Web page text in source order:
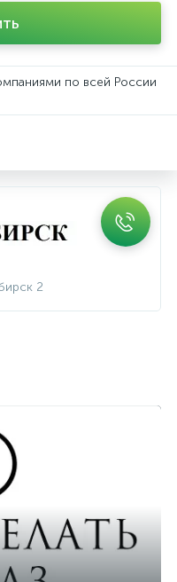
по всей России
2